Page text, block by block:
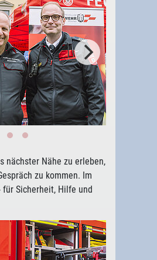
nächster Nähe zu erleben,
zu kommen. Im
Sicherheit, Hilfe und